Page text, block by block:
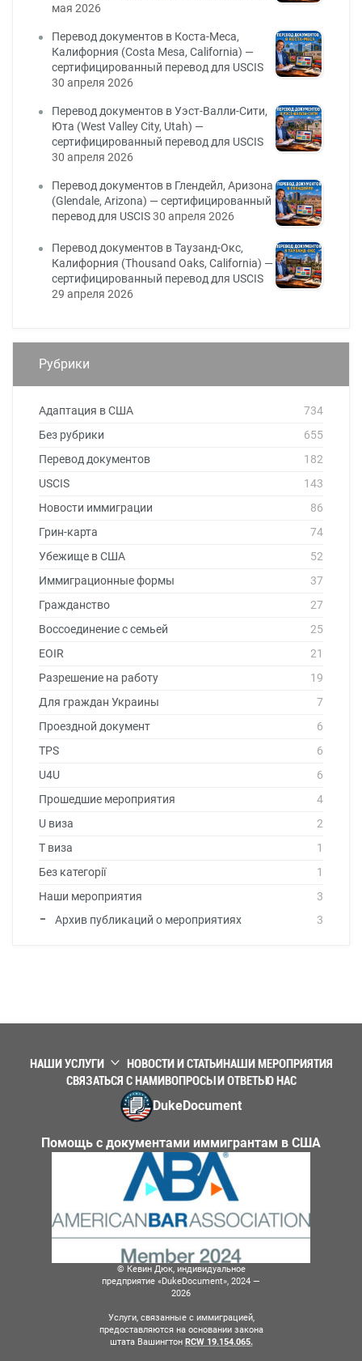
мая 2026
Перевод документов в Коста-Меса,
Калифорния (Costa Mesa, California) —
сертифицированный перевод для USCIS
30 апреля 2026
Перевод документов в Уэст-Валли-Сити,
Юта (West Valley City, Utah) —
сертифицированный перевод для USCIS
30 апреля 2026
Перевод документов в Глендейл, Аризона
(Glendale, Arizona) — сертифицированный
перевод для USCIS30 апреля 2026
Перевод документов в Таузанд-Окс,
Калифорния (Thousand Oaks, California) —
сертифицированный перевод для USCIS
29 апреля 2026
Рубрики
Адаптация в США
734
Без рубрики
655
Перевод документов
182
USCIS
143
Новости иммиграции
86
Грин-карта
74
Убежище в США
52
Иммиграционные формы
37
Гражданство
27
Воссоединение с семьей
25
EOIR
21
Разрешение на работу
19
Для граждан Украины
7
Проездной документ
6
TPS
6
U4U
6
Прошедшие мероприятия
4
U виза
2
T виза
1
Без категорії
1
Наши мероприятия
3
Архив публикаций о мероприятиях
3
НАШИ УСЛУГИ НОВОСТИ И СТАТЬИНАШИ МЕРОПРИЯТИЯ
СВЯЗАТЬСЯ С НАМИВОПРОСЫ И ОТВЕТЫО НАС
DukeDocument
Помощь с документами иммигрантам в США
© Кевин Дюк, индивидуальное
предприятие «DukeDocument», 2024 —
2026
Услуги, связанные с иммиграцией,
предоставляются на основании закона
штата Вашингтон RCW 19.154.065.